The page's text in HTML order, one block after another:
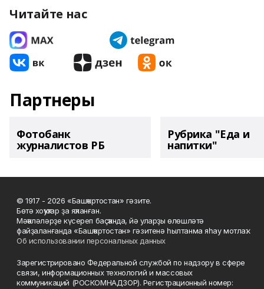
Читайте нас
Партнеры
Фотобанк
журналистов РБ
Рубрика "Еда и
напитки"
© 1917 - 2026 «Башҡортостан» гәзите.
Бөтә хоҡуҡтар ҙа яҡланған.
Мәҡәләләрҙе күсереп баҫҡанда, йә уларҙы өлөшләтә
файҙаланғанда «Башҡортостан» гәзитенә һылтанма яһау мотлаҡ.
Об использовании персональных данных
Зарегистрировано Федеральной службой по надзору в сфере
связи, информационных технологий и массовых
коммуникаций (РОСКОМНАДЗОР). Регистрационный номер: